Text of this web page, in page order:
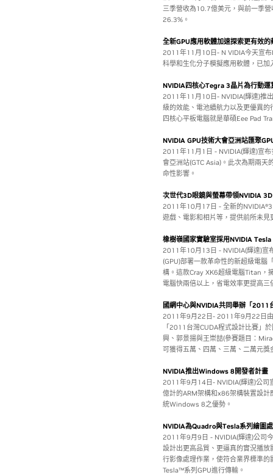
三季營收為10.7億美元，與前一季
26.3%。
全新GPU應用軟體加速探索更有效
2011年11月10日- N VIDIA今天宣布
科學和生化分子模擬應用軟體，已
NVIDIA四核心Tegra 3晶片為行動運
2011年11月10日- NVIDIA(輝達)推
級的效能、電池續航力以及更優異
四核心平板電腦就是華碩Eee Pad
NVIDIA GPU技術大會亞洲站匯聚
2011年11月1日 - NVIDIA(輝達)宣
會亞洲站(GTC Asia)。此次為期兩天
命性影響。
次世代3D眼鏡與螢幕帶領NVIDIA
2011年10月17日 - 全新的
遊戲、電影和相片等，提供前所未
橡樹嶺國家實驗室採用NVIDIA
2011年10月13日 - NVIDIA(輝達)宣
(GPU)部署一款革命性的新超級電腦
構。這款Cray XK6超級電腦Titan，
電腦快兩倍以上，省電效率更提高
國網中心與NVIDIA共同舉辦「2011
2011年9月22日- 2011年9月22日由
「2011台灣CUDA程式設計比賽」
興、郭景揚與王崇喆(參賽題目：
可獲得五萬、四萬、三萬、二萬元獎
NVIDIA推出Windows 8開發者計畫
2011年9月14日- NVIDIA(輝達)公司
億計的ARM架構和x86架構裝置設計
統Windows 8之優勢。
NVIDIA為Quadro與Tesla系列繪圖
2011年9月9日 - NVIDIA(輝達)公司
設計出更高品質、更逼真的實況播
行影像處理作業，使符合業界標準
Tesla™系列GPU進行傳輸。